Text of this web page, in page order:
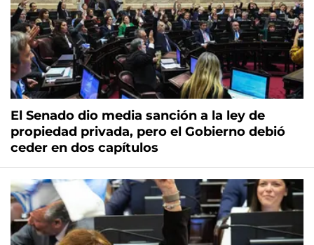
El Senado dio media sanción a la ley de
propiedad privada, pero el Gobierno debió
ceder en dos capítulos